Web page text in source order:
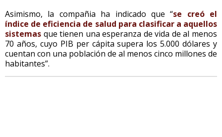
Asimismo, la compañia ha indicado que “se creó el
índice de eficiencia de salud para clasificar a aquellos
sistemas que tienen una esperanza de vida de al menos
70 años, cuyo PIB per cápita supera los 5.000 dólares y
cuentan con una población de al menos cinco millones de
habitantes”.